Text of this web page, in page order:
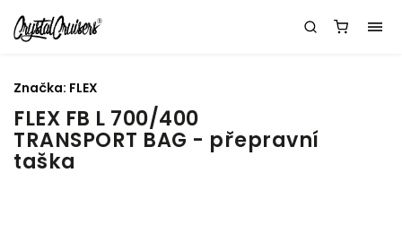
FLEX FB L 700/400
TRANSPORT BAG - přepravní
taška
Značka: FLEX